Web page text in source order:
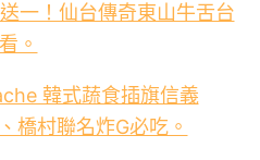
一！仙台傳奇東山牛舌台
。
韓式蔬食插旗信義
橋村聯名炸G必吃。